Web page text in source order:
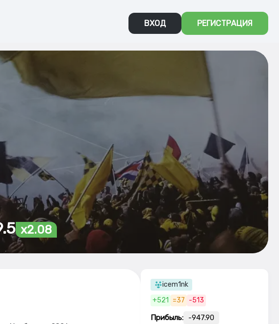
ВХОД РЕГИСТРАЦИЯ
x2.08
icem1nk
+521
=37 -513
Прибыль: -947.90